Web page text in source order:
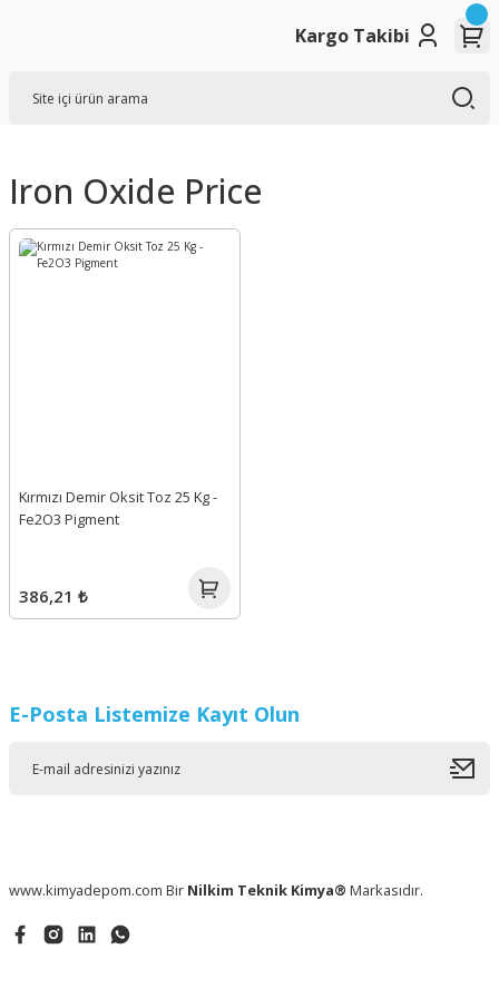
Kargo Takibi
Iron Oxide Price
Kırmızı Demir Oksit Toz 25 Kg -
Fe2O3 Pigment
386,21 ₺
E-Posta Listemize Kayıt Olun
www.kimyadepom.com Bir Nilkim Teknik Kimya® Markasıdır.